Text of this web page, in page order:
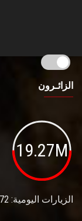
الزائـرون
19.27M
الزيارات اليومية: 1072